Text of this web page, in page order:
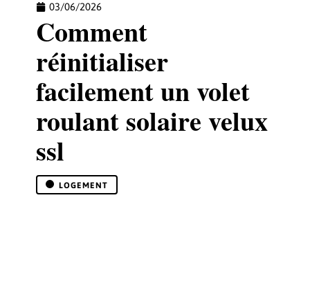
03/06/2026
Comment
réinitialiser
facilement un volet
roulant solaire velux
ssl
LOGEMENT